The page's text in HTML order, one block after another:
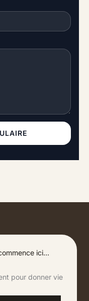
ici...
pour donner vie